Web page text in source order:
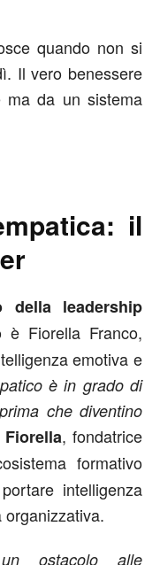
quando non si
Il vero benessere
ma da un sistema
il
della leadership
è Fiorella Franco,
emotiva e
è in grado di
che diventino
Fiorella, fondatrice
formativo
intelligenza
ostacolo alle